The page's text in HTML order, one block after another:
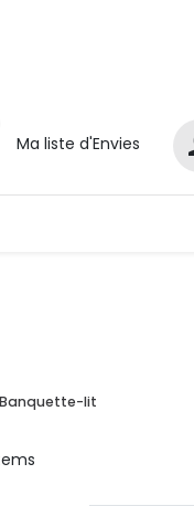
Ma liste d'Envies
Banquette-lit